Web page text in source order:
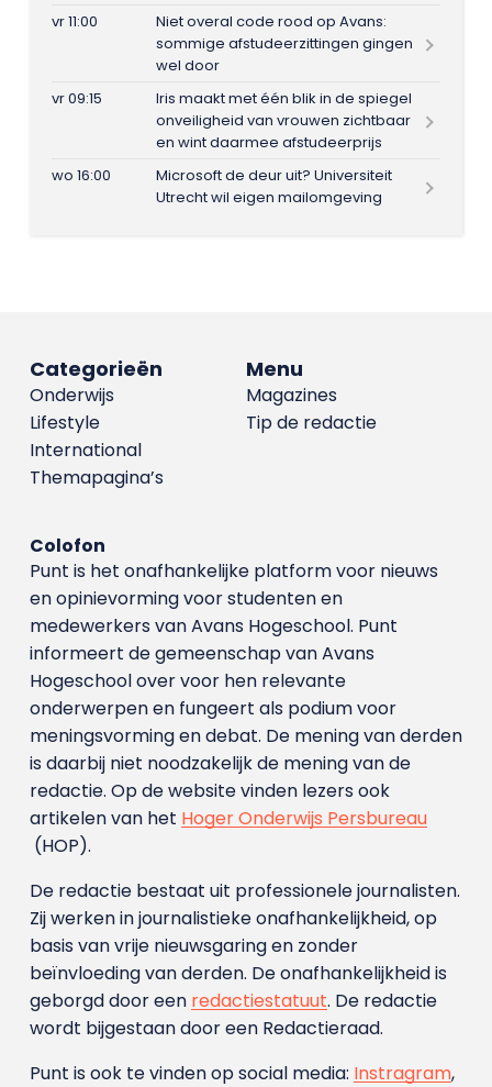
vr 11:00
Niet overal code rood op Avans:
sommige afstudeerzittingen gingen
wel door
vr 09:15
Iris maakt met één blik in de spiegel
onveiligheid van vrouwen zichtbaar
en wint daarmee afstudeerprijs
wo 16:00
Microsoft de deur uit? Universiteit
Utrecht wil eigen mailomgeving
Menu
Magazines
Tip de redactie
Categorieën
Onderwijs
Lifestyle
International
Themapagina’s
Colofon
Punt is het onafhankelijke platform voor nieuws
en opinievorming voor studenten en
medewerkers van Avans Hoge­school. Punt
informeert de gemeenschap van Avans
Hogeschool over voor hen relevante
onderwerpen en fungeert als podium voor
meningsvorming en debat. De mening van derden
is daarbij niet noodzakelijk de mening van de
redactie. Op de website vinden lezers ook
artikelen van het Hoger Onderwijs Persbureau
(HOP).
De redactie bestaat uit professionele journalisten.
Zij werken in journalistieke onafhankelijkheid, op
basis van vrije nieuwsgaring en zonder
beïnvloeding van derden. De onafhankelijkheid is
geborgd door een redactiestatuut. De redactie
wordt bijgestaan door een Redactieraad.
Punt is ook te vinden op social media: Instragram,